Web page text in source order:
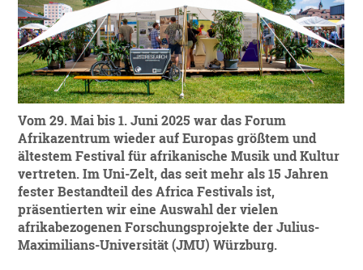
Vom 29. Mai bis 1. Juni 2025 war das Forum
Afrikazentrum wieder auf Europas größtem und
ältestem Festival für afrikanische Musik und Kultur
vertreten. Im Uni-Zelt, das seit mehr als 15 Jahren
fester Bestandteil desAfrica Festivals ist,
präsentierten wir eine Auswahl der vielen
afrikabezogenen Forschungsprojekte der Julius-
Maximilians-Universität (JMU) Würzburg.